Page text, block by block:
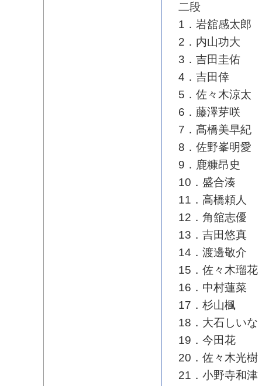
二段
1．岩舘感太郎
2．内山功大
3．吉田圭佑
4．吉田倖
5．佐々木涼太
6．藤澤芽咲
7．髙橋美早紀
8．佐野峯明愛
9．鹿糠昂史
10．盛合湊
11．高橋頼人
12．角舘志優
13．吉田悠真
14．渡邊敬介
15．佐々木瑠花
16．中村蓮菜
17．杉山楓
18．大石しいな
19．今田花
20．佐々木光樹
21．小野寺和津